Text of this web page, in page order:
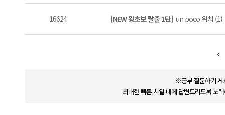
16624 [NEW 왕초보 탈출 1탄] un poco 위치 (1)
※공부 질문하기 게
최대한 빠른 시일 내에 답변드리도록 노